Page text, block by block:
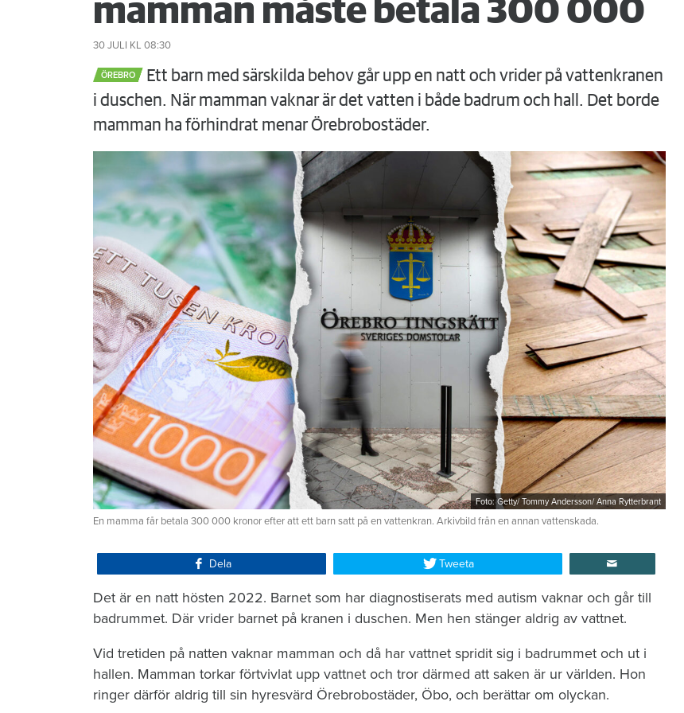
mamman måste betala 300 000
30 JULI KL 08:30
ÖREBRO
Ett barn med särskilda behov går upp en natt och vrider på vattenkranen
i duschen. När mamman vaknar är det vatten i både badrum och hall. Det borde
mamman ha förhindrat menar Örebrobostäder.
Foto: Getty/ Tommy Andersson/ Anna Rytterbrant
En mamma får betala 300 000 kronor efter att ett barn satt på en vattenkran. Arkivbild från en annan vattenskada.
Dela Tweeta
Det är en natt hösten 2022. Barnet som har diagnostiserats med autism vaknar och går till
badrummet. Där vrider barnet på kranen i duschen. Men hen stänger aldrig av vattnet.
Vid tretiden på natten vaknar mamman och då har vattnet spridit sig i badrummet och ut i
hallen. Mamman torkar förtvivlat upp vattnet och tror därmed att saken är ur världen. Hon
ringer därför aldrig till sin hyresvärd Örebrobostäder, Öbo, och berättar om olyckan.